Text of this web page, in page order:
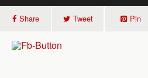
Share Tweet Pin